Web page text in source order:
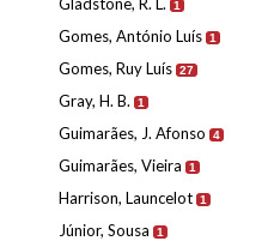
1
Gomes, António Luís 1
Gomes, Ruy Luís 27
Gray, H. B. 1
Guimarães, J. Afonso 4
Guimarães, Vieira 1
Harrison, Launcelot 1
Júnior, Sousa 1